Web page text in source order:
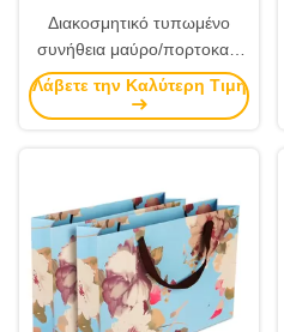
Διακοσμητικό τυπωμένο
συνήθεια μαύρο/πορτοκαλί
χρώμα Eco τσαντών
εγγράφου φιλικό
Λάβετε την Καλύτερη Τιμή